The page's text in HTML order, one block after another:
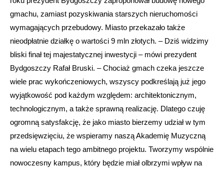
gmachu, zamiast pozyskiwania starszych nieruchomości
wymagających przebudowy. Miasto przekazało także
nieodpłatnie działkę o wartości 9 mln złotych. – Dziś widzimy
bliski finał tej majestatycznej inwestycji – mówi prezydent
Bydgoszczy Rafał Bruski. – Chociaż gmach czeka jeszcze
wiele prac wykończeniowych, wszyscy podkreślają już jego
wyjątkowość pod każdym względem: architektonicznym,
technologicznym, a także sprawną realizację. Dlatego czuję
ogromną satysfakcję, że jako miasto bierzemy udział w tym
przedsięwzięciu, że wspieramy naszą Akademię Muzyczną
na wielu etapach tego ambitnego projektu. Tworzymy wspólnie
nowoczesny kampus, który będzie miał olbrzymi wpływ na